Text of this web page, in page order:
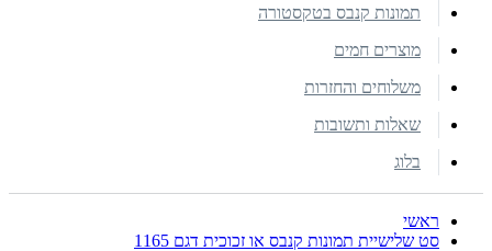
תמונות קנבס בטקסטורה
מוצרים חמים
משלוחים והחזרות
שאלות ותשובות
בלוג
ראשי
סט שלישיית תמונות קנבס או זכוכית דגם 1165